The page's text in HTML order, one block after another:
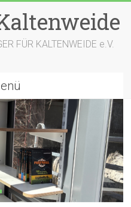
FÜR KALTENWEIDE e.V.